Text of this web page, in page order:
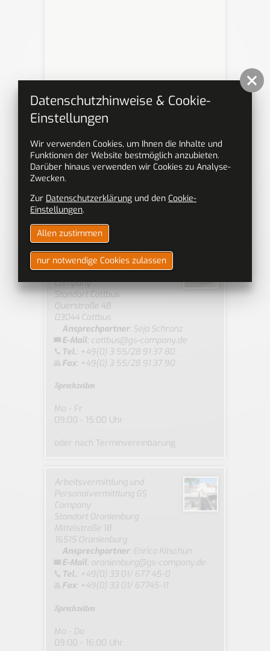
Arbeitsvermittlung und
Personalvermittlung GS
Company
Standort Cottbus
Querstraße 48
03044 Cottbus
Ansprechpartner: Seja Schranz
E-Mail: cottbus@gs-company.de
Tel.: +49(0) 3 55/28 91 37 80
Fax: +49(0) 3 55/28 91 37 90
Sprechzeiten
Mo - Fr
09:00 - 15:00 Uhr
oder nach Terminvereinbarung.
Arbeitsvermittlung und
Personalvermittlung GS
Company
Standort Oranienburg
Mittelstraße 18
16515 Oranienburg
Ansprechpartner: Enrico Kitschun
E-Mail: oranienburg@gs-company.de
Tel.: +49(0) 33 01/ 677 45-0
Fax: +49(0) 33 01/ 67745-11
Sprechzeiten
Mo - Do
09:00 - 16:00 Uhr
Datenschutzhinweise & Cookie-
Einstellungen
Wir verwenden Cookies, um Ihnen die Inhalte und
Funktionen der Website bestmöglich anzubieten.
Darüber hinaus verwenden wir Cookies zu Analyse-
Zwecken.
Zur Datenschutzerklärung und den Cookie-
Einstellungen.
Allen zustimmen
nur notwendige Cookies zulassen